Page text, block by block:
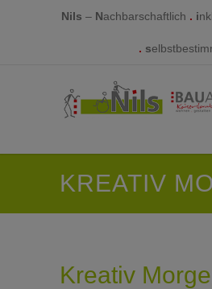
Nils – Nachbarschaftlich . i
. s
KREATIV
Kreativ